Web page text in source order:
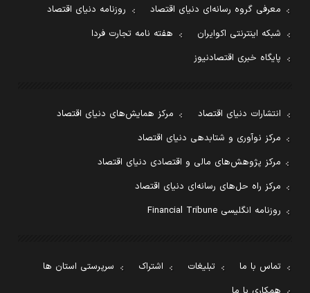
معرفی گروه رسانه‌ای دنیای اقتصاد
روزنامه دنیای اقتصاد
شبکه اینترنتی اکوایران
هفته نامه تجارت فردا
پایگاه خبری اقتصادنیوز
انتشارات دنیای اقتصاد
مرکز همایش‌های دنیای اقتصاد
مرکز نوآوری و شتابدهی دنیای اقتصاد
مرکز پژوهش‌های مالی و اقتصادی دنیای اقتصاد
مرکز راه حل‌های رسانه‌ای دنیای اقتصاد
روزنامه انگلیسی Financial Tribune
تماس با ما تبلیغات اشتراک
سرپرستی استان ها